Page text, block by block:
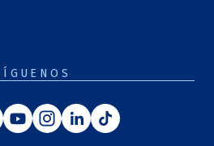
Facebook
YoutubeInstagram
LinkedinTiktok